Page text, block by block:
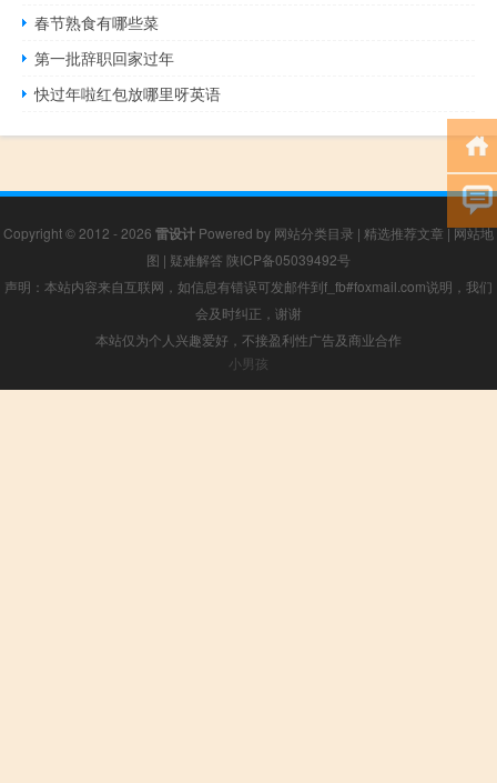
春节熟食有哪些菜
第一批辞职回家过年
快过年啦红包放哪里呀英语
Copyright © 2012 - 2026 雷设计 Powered by 网站分类目录 | 精选推荐文章 |网站地
图 | 疑难解答 陕ICP备05039492号
声明：本站内容来自互联网，如信息有错误可发邮件到f_fb#foxmail.com说明，我们
会及时纠正，谢谢
本站仅为个人兴趣爱好，不接盈利性广告及商业合作
小男孩